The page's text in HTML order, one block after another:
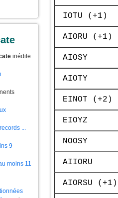
inédite
...
9
moins 11
IOTU (+1)
AIORU (+1)
AIOSY
AIOTY
EINOT (+2)
EIOYZ
NOOSY
AIIORU
AIORSU (+1)